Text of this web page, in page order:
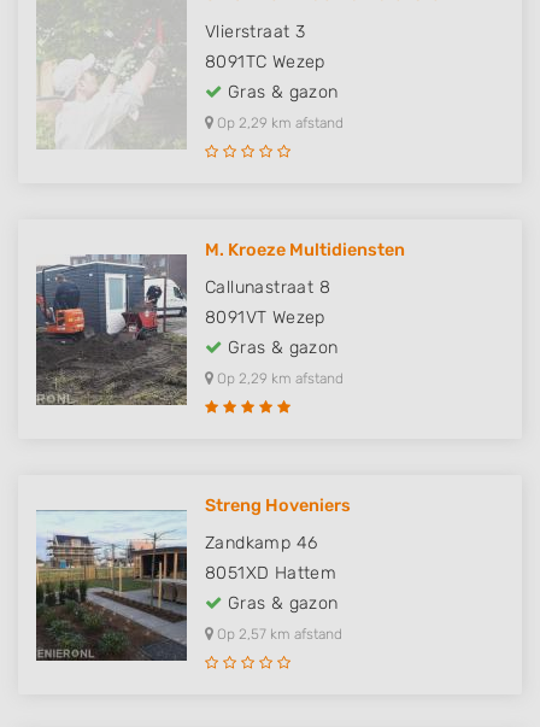
Vlierstraat 3
8091TC Wezep
Gras & gazon
Op 2,29 km afstand
M. Kroeze Multidiensten
Callunastraat 8
8091VT Wezep
Gras & gazon
Op 2,29 km afstand
Streng Hoveniers
Zandkamp 46
8051XD Hattem
Gras & gazon
Op 2,57 km afstand